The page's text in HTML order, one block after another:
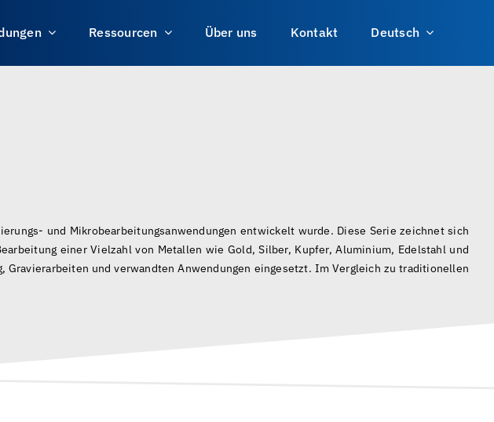
Ressourcen Über uns Kontakt Deutsch
und Mikrobearbeitungsanwendungen entwickelt wurde. Diese Serie zeichnet sich
einer Vielzahl von Metallen wie Gold, Silber, Kupfer, Aluminium, Edelstahl und
und verwandten Anwendungen eingesetzt. Im Vergleich zu traditionellen